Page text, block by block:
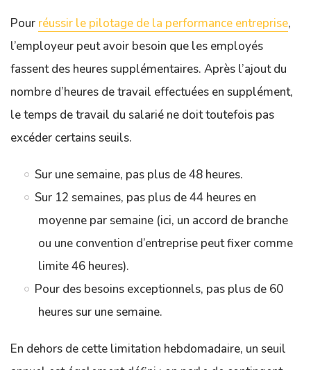
Pour réussir le pilotage de la performance entreprise,
l’employeur peut avoir besoin que les employés
fassent des heures supplémentaires. Après l’ajout du
nombre d’heures de travail effectuées en supplément,
le temps de travail du salarié ne doit toutefois pas
excéder certains seuils.
Sur une semaine, pas plus de 48 heures.
Sur 12 semaines, pas plus de 44 heures en
moyenne par semaine (ici, un accord de branche
ou une convention d’entreprise peut fixer comme
limite 46 heures).
Pour des besoins exceptionnels, pas plus de 60
heures sur une semaine.
En dehors de cette limitation hebdomadaire, un seuil